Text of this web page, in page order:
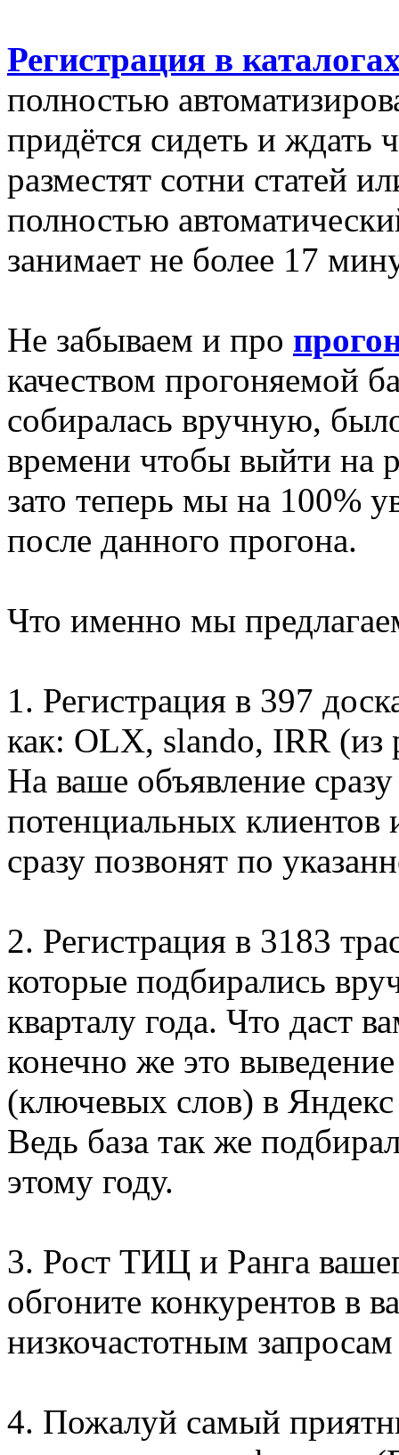
Регистрация в
полностью
придётся сидеть и ждать
разместят сотни статей
полностью
занимает не более 17
Не забываем и про
качеством прогоняемой
собиралась вручную,
времени чтобы выйти на
зато теперь мы на 100%
после данного прогона.
Что именно мы
1. Регистрация в 397
как: OLX, slando, IRR (из
На ваше объявление
потенциальных клиентов
сразу позвонят по
2. Регистрация в 3183
которые подбирались
кварталу года. Что даст
конечно же это
(ключевых слов) в
Ведь база так же
этому году.
3. Рост ТИЦ и Ранга
обгоните конкурентов в
низкочастотным
4. Пожалуй самый